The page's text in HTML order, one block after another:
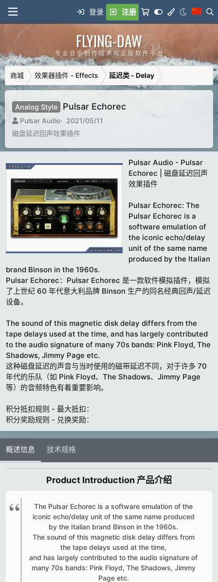
登录 注册
FLYING-DAW
专 业 音 乐 制 作 技 术 与 正 版 软 件 平 台
商城 效果器插件 - Effects 延迟类 - Delay
Analog Style Pulsar Echorec
制
造
Pulsar Audio
C
r
a
o
n
d
a
t
e
2021/05/11
磁盘延迟回声效果插件
Pulsar Audio - Pulsar
Echorec | 磁盘延迟回声
效果插件
Pulsar Echorec: The
Pulsar Echorec is a
software emulation of
the iconic echo/delay
unit of the same name
produced by the Italian
brand Binson in the 1960s.
Pulsar Echorec：Pulsar Echorec 是一款软件模拟插件，模拟
了上世纪 60 年代意大利品牌 Binson 生产的同名经典回声/延迟
设备。
The sound of this magnetic disk delay differs from the
tape delays used at the time, and has largely contributed
to the audio signature of many 70s bands: Pink Floyd, The
Shadows, Jimmy Page etc.
这种磁盘延迟的声音与当时使用的磁带延迟不同，对于许多 70
年代的乐队（如 Pink Floyd、The Shadows、Jimmy Page
等）的音频特色有着重要影响。
积分抵扣规则 - 最大抵扣：
积分奖励规则 - 兑换奖励：
概述信息 技术规格
Product Introduction 产品介绍​
The Pulsar Echorec is a software emulation of the
iconic echo/delay unit of the same name produced
by the Italian brand Binson in the 1960s.
The sound of this magnetic disk delay differs from
the tape delays used at the time,
and has largely contributed to the audio signature of
many 70s bands: Pink Floyd, The Shadows, Jimmy
Page etc.​